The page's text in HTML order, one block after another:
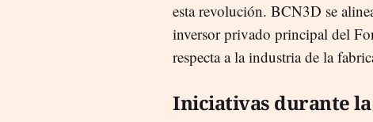
esta revolución. BCN3D se
inversor privado principal del
respecta a la industria de la
Iniciativas durante